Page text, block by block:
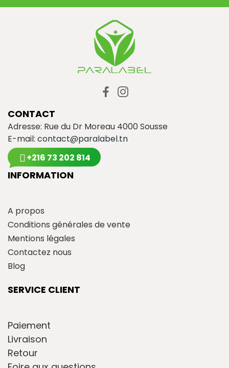
CONTACT
Adresse: Rue du Dr Moreau 4000 Sousse
E-mail: contact@paralabel.tn
+216 73 202 814
INFORMATION
A propos
Conditions générales de vente
Mentions légales
Contactez nous
Blog
SERVICE CLIENT
Paiement
Livraison
Retour